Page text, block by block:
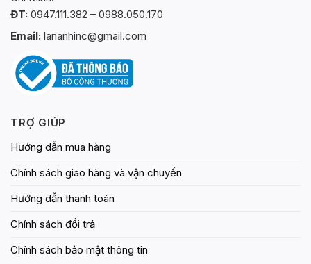
ĐT: 0947.111.382 – 0988.050.170
Email: lananhinc@gmail.com
TRỢ GIÚP
Hướng dẫn mua hàng
Chính sách giao hàng và vận chuyển
Hướng dẫn thanh toán
Chính sách đổi trả
Chính sách bảo mật thông tin